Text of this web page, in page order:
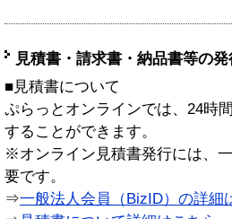
見積書・請求書・納品書等の
■見積書について
ぷらっとオンラインでは、24時
することができます。
※オンライン見積書発行には、
要です。
⇒一般法人会員（BizID）の詳細